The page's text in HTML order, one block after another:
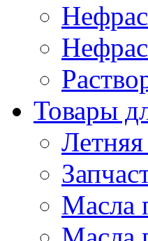
Товары
Масла